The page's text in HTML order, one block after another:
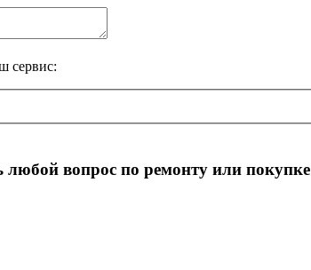
сервис:
вопрос по ремонту или покупке